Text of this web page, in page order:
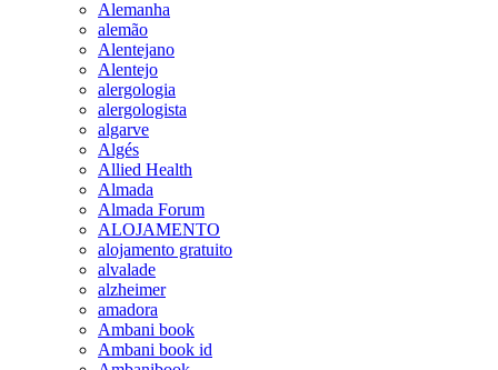
Alemanha
alemão
Alentejano
Alentejo
alergologia
alergologista
algarve
Algés
Allied Health
Almada
Almada Forum
ALOJAMENTO
alojamento gratuito
alvalade
alzheimer
amadora
Ambani book
Ambani book id